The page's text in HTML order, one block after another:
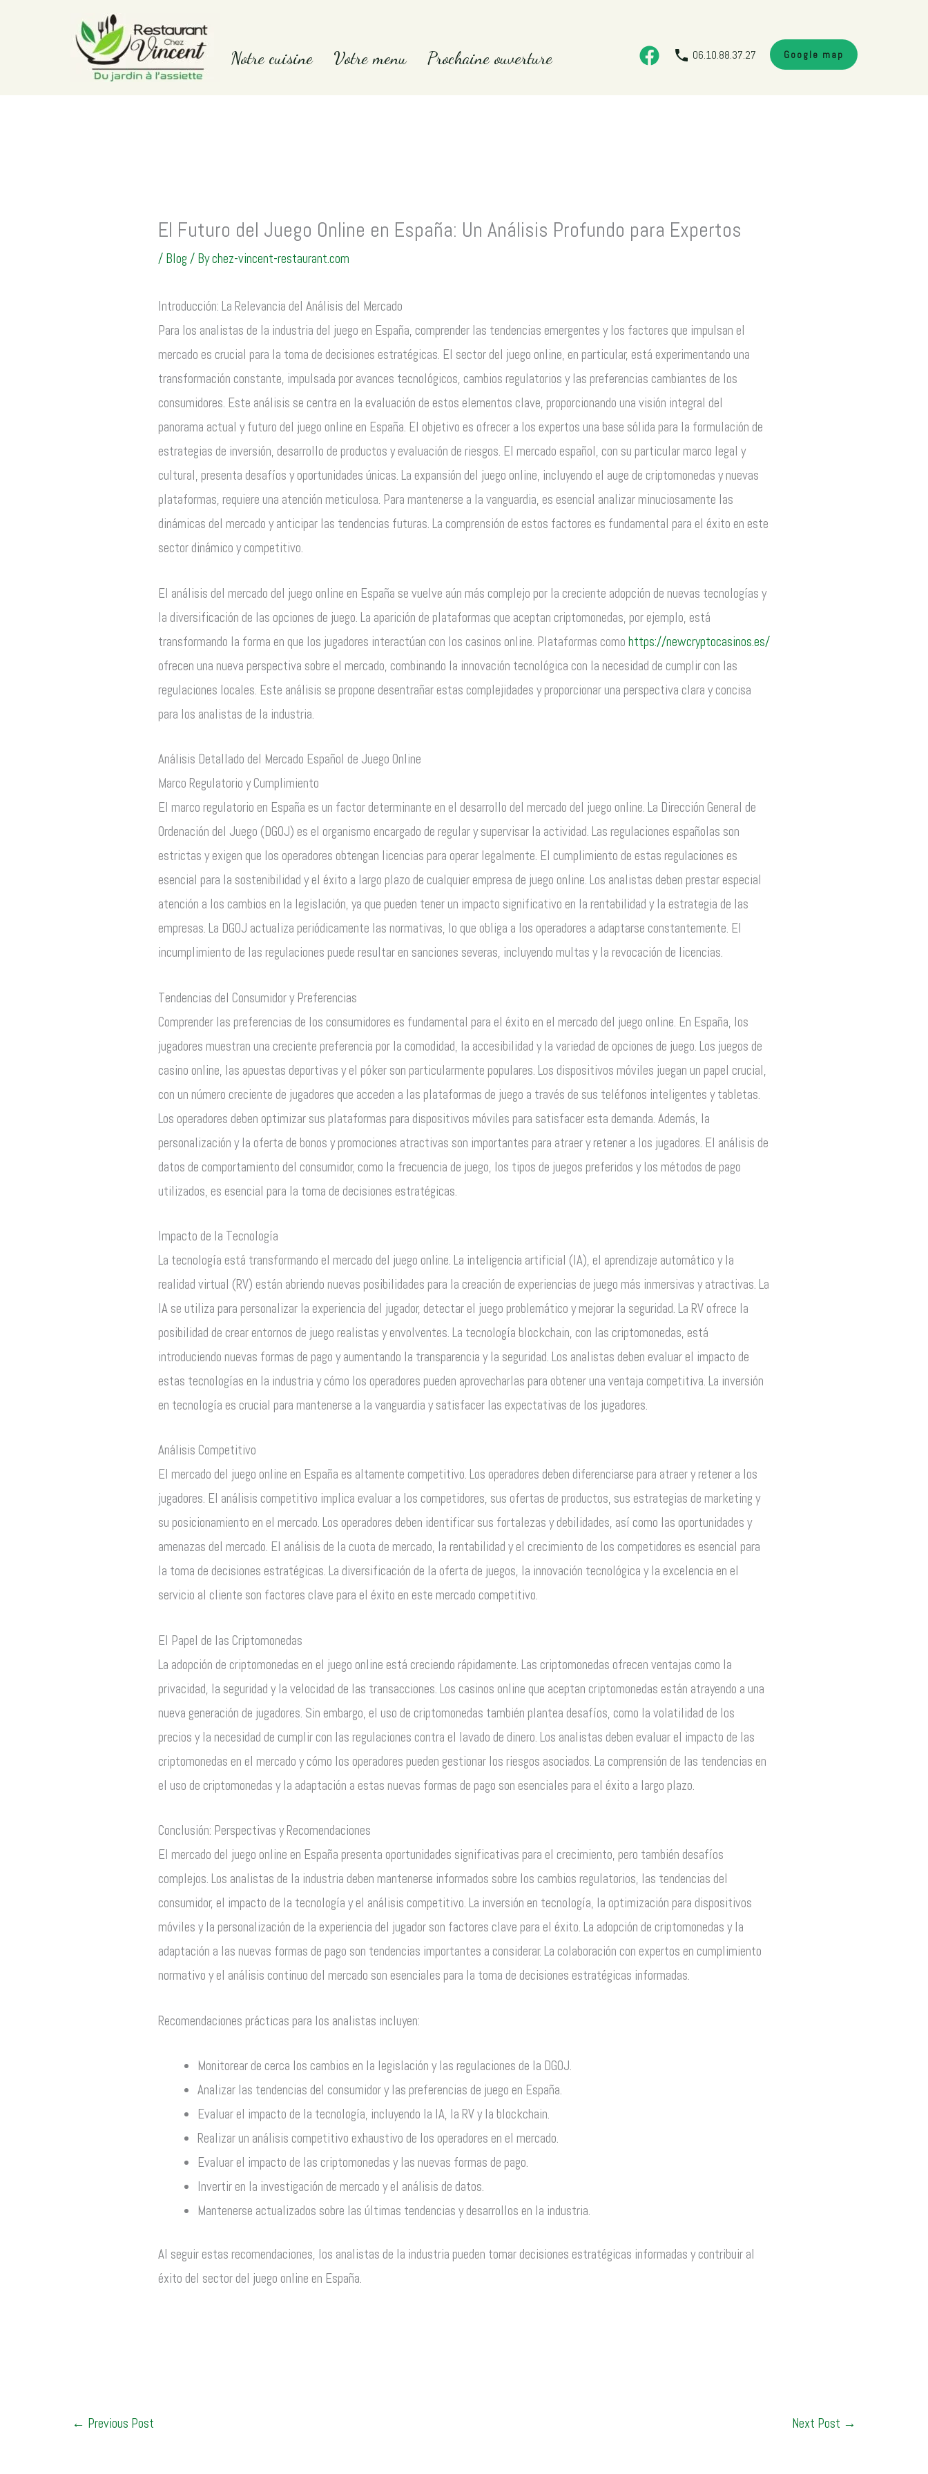
Notre cuisine Votre menu Prochaine ouverture 06.10.88.37.27 Google map
El Futuro del Juego Online en España: Un Análisis Profundo para Expertos
/ Blog / Bychez-vincent-restaurant.com
Introducción: La Relevancia del Análisis del Mercado
Para los analistas de la industria del juego en España, comprender las tendencias emergentes y los factores que impulsan el
mercado es crucial para la toma de decisiones estratégicas. El sector del juego online, en particular, está experimentando una
transformación constante, impulsada por avances tecnológicos, cambios regulatorios y las preferencias cambiantes de los
consumidores. Este análisis se centra en la evaluación de estos elementos clave, proporcionando una visión integral del
panorama actual y futuro del juego online en España. El objetivo es ofrecer a los expertos una base sólida para la formulación de
estrategias de inversión, desarrollo de productos y evaluación de riesgos. El mercado español, con su particular marco legal y
cultural, presenta desafíos y oportunidades únicas. La expansión del juego online, incluyendo el auge de criptomonedas y nuevas
plataformas, requiere una atención meticulosa. Para mantenerse a la vanguardia, es esencial analizar minuciosamente las
dinámicas del mercado y anticipar las tendencias futuras. La comprensión de estos factores es fundamental para el éxito en este
sector dinámico y competitivo.
El análisis del mercado del juego online en España se vuelve aún más complejo por la creciente adopción de nuevas tecnologías y
la diversificación de las opciones de juego. La aparición de plataformas que aceptan criptomonedas, por ejemplo, está
transformando la forma en que los jugadores interactúan con los casinos online. Plataformas como https://newcryptocasinos.es/
ofrecen una nueva perspectiva sobre el mercado, combinando la innovación tecnológica con la necesidad de cumplir con las
regulaciones locales. Este análisis se propone desentrañar estas complejidades y proporcionar una perspectiva clara y concisa
para los analistas de la industria.
Análisis Detallado del Mercado Español de Juego Online
Marco Regulatorio y Cumplimiento
El marco regulatorio en España es un factor determinante en el desarrollo del mercado del juego online. La Dirección General de
Ordenación del Juego (DGOJ) es el organismo encargado de regular y supervisar la actividad. Las regulaciones españolas son
estrictas y exigen que los operadores obtengan licencias para operar legalmente. El cumplimiento de estas regulaciones es
esencial para la sostenibilidad y el éxito a largo plazo de cualquier empresa de juego online. Los analistas deben prestar especial
atención a los cambios en la legislación, ya que pueden tener un impacto significativo en la rentabilidad y la estrategia de las
empresas. La DGOJ actualiza periódicamente las normativas, lo que obliga a los operadores a adaptarse constantemente. El
incumplimiento de las regulaciones puede resultar en sanciones severas, incluyendo multas y la revocación de licencias.
Tendencias del Consumidor y Preferencias
Comprender las preferencias de los consumidores es fundamental para el éxito en el mercado del juego online. En España, los
jugadores muestran una creciente preferencia por la comodidad, la accesibilidad y la variedad de opciones de juego. Los juegos de
casino online, las apuestas deportivas y el póker son particularmente populares. Los dispositivos móviles juegan un papel crucial,
con un número creciente de jugadores que acceden a las plataformas de juego a través de sus teléfonos inteligentes y tabletas.
Los operadores deben optimizar sus plataformas para dispositivos móviles para satisfacer esta demanda. Además, la
personalización y la oferta de bonos y promociones atractivas son importantes para atraer y retener a los jugadores. El análisis de
datos de comportamiento del consumidor, como la frecuencia de juego, los tipos de juegos preferidos y los métodos de pago
utilizados, es esencial para la toma de decisiones estratégicas.
Impacto de la Tecnología
La tecnología está transformando el mercado del juego online. La inteligencia artificial (IA), el aprendizaje automático y la
realidad virtual (RV) están abriendo nuevas posibilidades para la creación de experiencias de juego más inmersivas y atractivas. La
IA se utiliza para personalizar la experiencia del jugador, detectar el juego problemático y mejorar la seguridad. La RV ofrece la
posibilidad de crear entornos de juego realistas y envolventes. La tecnología blockchain, con las criptomonedas, está
introduciendo nuevas formas de pago y aumentando la transparencia y la seguridad. Los analistas deben evaluar el impacto de
estas tecnologías en la industria y cómo los operadores pueden aprovecharlas para obtener una ventaja competitiva. La inversión
en tecnología es crucial para mantenerse a la vanguardia y satisfacer las expectativas de los jugadores.
Análisis Competitivo
El mercado del juego online en España es altamente competitivo. Los operadores deben diferenciarse para atraer y retener a los
jugadores. El análisis competitivo implica evaluar a los competidores, sus ofertas de productos, sus estrategias de marketing y
su posicionamiento en el mercado. Los operadores deben identificar sus fortalezas y debilidades, así como las oportunidades y
amenazas del mercado. El análisis de la cuota de mercado, la rentabilidad y el crecimiento de los competidores es esencial para
la toma de decisiones estratégicas. La diversificación de la oferta de juegos, la innovación tecnológica y la excelencia en el
servicio al cliente son factores clave para el éxito en este mercado competitivo.
El Papel de las Criptomonedas
La adopción de criptomonedas en el juego online está creciendo rápidamente. Las criptomonedas ofrecen ventajas como la
privacidad, la seguridad y la velocidad de las transacciones. Los casinos online que aceptan criptomonedas están atrayendo a una
nueva generación de jugadores. Sin embargo, el uso de criptomonedas también plantea desafíos, como la volatilidad de los
precios y la necesidad de cumplir con las regulaciones contra el lavado de dinero. Los analistas deben evaluar el impacto de las
criptomonedas en el mercado y cómo los operadores pueden gestionar los riesgos asociados. La comprensión de las tendencias en
el uso de criptomonedas y la adaptación a estas nuevas formas de pago son esenciales para el éxito a largo plazo.
Conclusión: Perspectivas y Recomendaciones
El mercado del juego online en España presenta oportunidades significativas para el crecimiento, pero también desafíos
complejos. Los analistas de la industria deben mantenerse informados sobre los cambios regulatorios, las tendencias del
consumidor, el impacto de la tecnología y el análisis competitivo. La inversión en tecnología, la optimización para dispositivos
móviles y la personalización de la experiencia del jugador son factores clave para el éxito. La adopción de criptomonedas y la
adaptación a las nuevas formas de pago son tendencias importantes a considerar. La colaboración con expertos en cumplimiento
normativo y el análisis continuo del mercado son esenciales para la toma de decisiones estratégicas informadas.
Recomendaciones prácticas para los analistas incluyen:
Monitorear de cerca los cambios en la legislación y las regulaciones de la DGOJ.
Analizar las tendencias del consumidor y las preferencias de juego en España.
Evaluar el impacto de la tecnología, incluyendo la IA, la RV y la blockchain.
Realizar un análisis competitivo exhaustivo de los operadores en el mercado.
Evaluar el impacto de las criptomonedas y las nuevas formas de pago.
Invertir en la investigación de mercado y el análisis de datos.
Mantenerse actualizados sobre las últimas tendencias y desarrollos en la industria.
Al seguir estas recomendaciones, los analistas de la industria pueden tomar decisiones estratégicas informadas y contribuir al
éxito del sector del juego online en España.
← Previous Post Next Post →